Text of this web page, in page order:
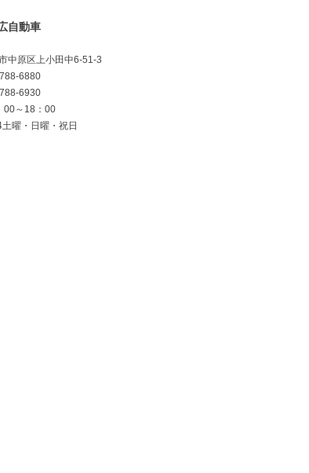
自動車
中原区上小田中6-51-3
6880
6930
00～18：00
曜・日曜・祝日